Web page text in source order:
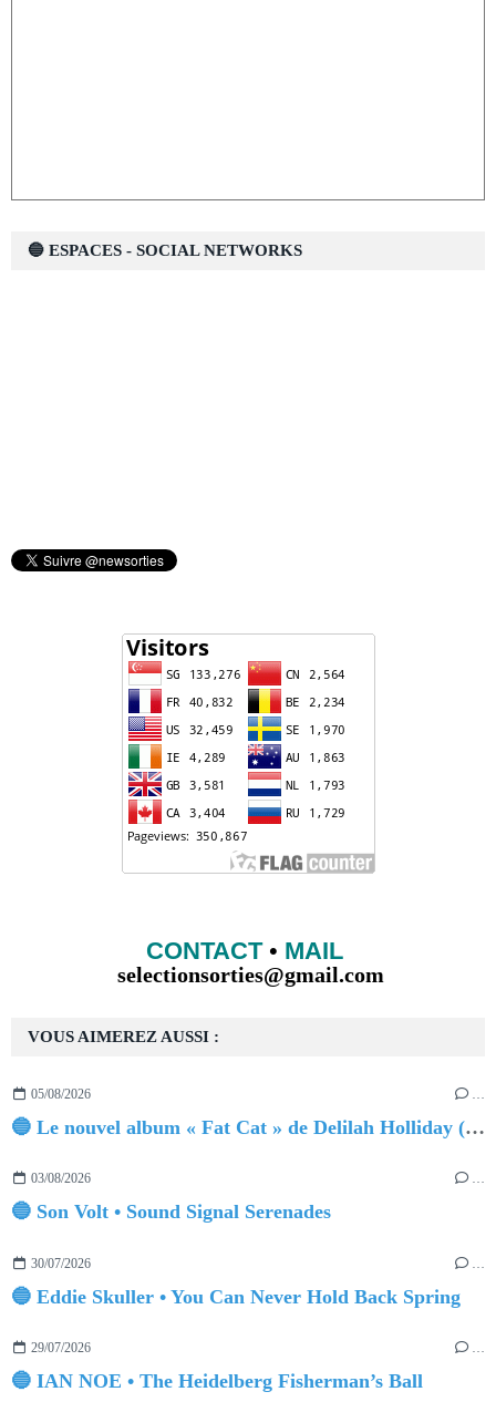
VOUS AIMEREZ AUSSI :
05/08/2026 …
🔵 Le nouvel album « Fat Cat » de Delilah Holliday (sortie le 30 Octobre 2026)
03/08/2026 …
🔵 Son Volt • Sound Signal Serenades
30/07/2026
🔵 Eddie Skuller • You Can Never Hold Back Spring
29/07/2026 …
🔵 IAN NOE • The Heidelberg Fisherman’s Ball
🔵 ESPACES - SOCIAL NETWORKS
CONTACT• MAIL
selectionsorties@gmail.com